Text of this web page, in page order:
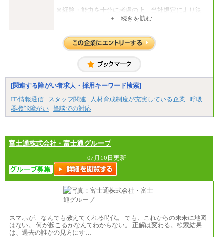
※経験・能力を十分に考慮の上、当社規定により決
+ 続きを読む
[関連する障がい者求人・採用キーワード検索]
IT/情報通信
スタッフ関連 人材育成制度が充実している企業
呼吸
器機能障がい 筆談での対応
富士通株式会社・富士通グループ
07月10日更新
スマホが、なんでも教えてくれる時代。 でも、これからの未来に地図
はない。 何が起こるかなんてわからない。 正解は変わる。検索結果
は、過去の誰かの見方にす…